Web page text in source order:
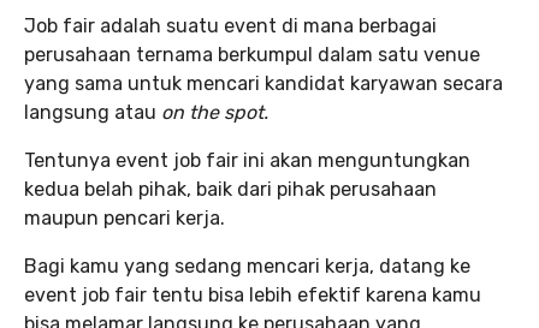
Job fair adalah suatu event di mana berbagai
perusahaan ternama berkumpul dalam satu venue
yang sama untuk mencari kandidat karyawan secara
langsung atau on the spot.
Tentunya event job fair ini akan menguntungkan
kedua belah pihak, baik dari pihak perusahaan
maupun pencari kerja.
Bagi kamu yang sedang mencari kerja, datang ke
event job fair tentu bisa lebih efektif karena kamu